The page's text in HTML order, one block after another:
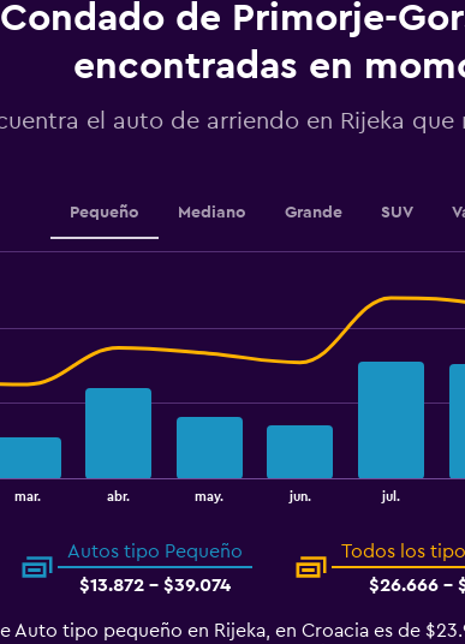
displaying
values.
3.6.
Condado de Primorje-
encontradas en
el auto de arriendo en Rijeka que
Pequeño Mediano Grande SUV
mar. abr. may. jun. jul.
Autos tipo Pequeño
$13.872 - $39.074
Todos los
$26.666 -
tipo pequeño en Rijeka, en Croacia es de